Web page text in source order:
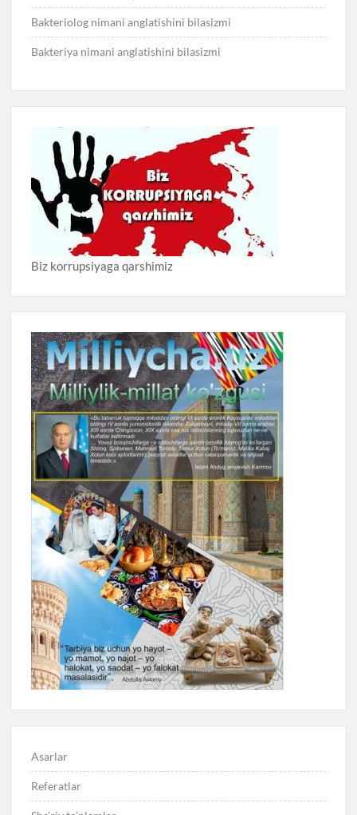
Bakteriolog nimani anglatishini bilasizmi
Bakteriya nimani anglatishini bilasizmi
Biz korrupsiyaga qarshimiz
Asarlar
Referatlar